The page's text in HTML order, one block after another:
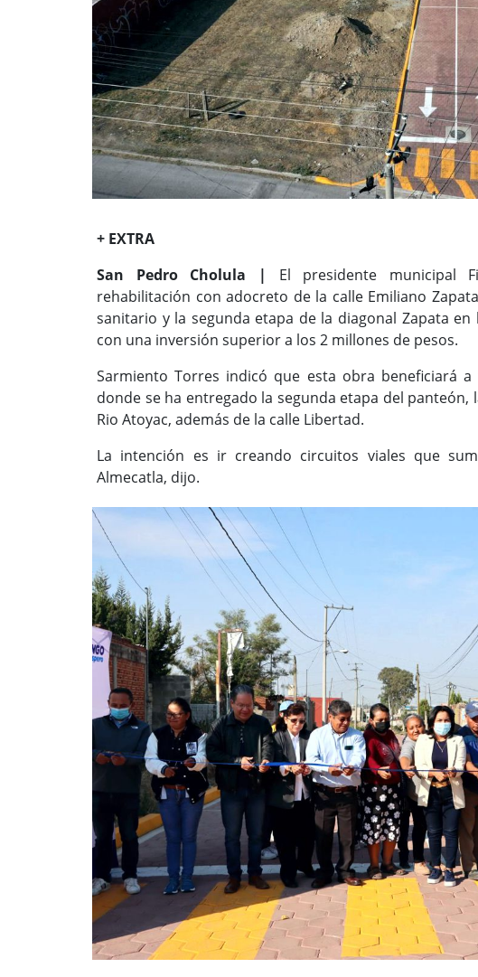
+ EXTRA
San Pedro Cholula | El presidente municipal
rehabilitación con adocreto de la calle Emiliano
sanitario y la segunda etapa de la diagonal Zapata
con una inversión superior a los 2 millones de pesos.
Sarmiento Torres indicó que esta obra beneficiará
donde se ha entregado la segunda etapa del panteón,
Rio Atoyac, además de la calle Libertad.
La intención es ir creando circuitos viales que
Almecatla, dijo.